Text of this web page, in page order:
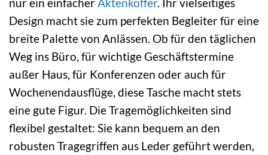
nur ein einfacherAktenkoffer. Ihr vielseitiges
Design macht sie zum perfekten Begleiter für eine
breite Palette von Anlässen. Ob für den täglichen
Weg ins Büro, für wichtige Geschäftstermine
außer Haus, für Konferenzen oder auch für
Wochenendausflüge, diese Tasche macht stets
eine gute Figur. Die Tragemöglichkeiten sind
flexibel gestaltet: Sie kann bequem an den
robusten Tragegriffen aus Leder geführt werden,